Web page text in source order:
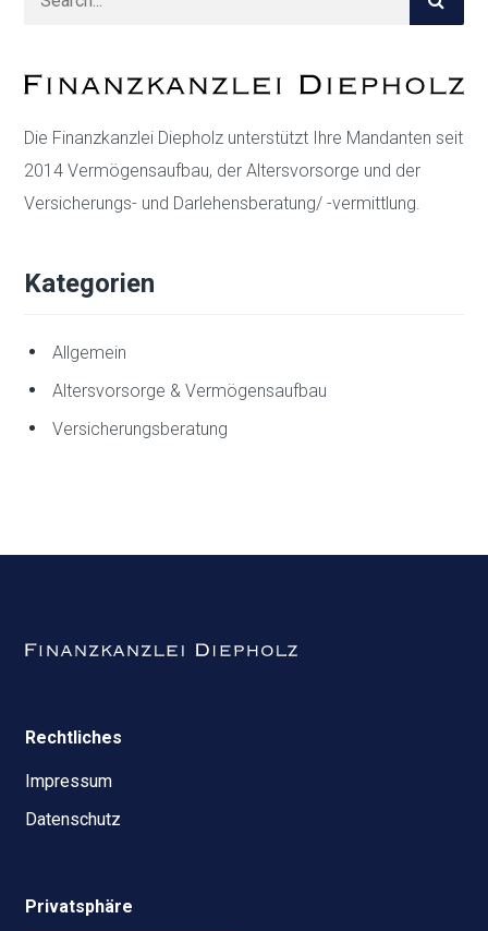
Die Finanzkanzlei Diepholz unterstützt Ihre Mandanten seit
2014 Vermögensaufbau, der Altersvorsorge und der
Versicherungs- und Darlehensberatung/ -vermittlung.
Kategorien
Allgemein
Altersvorsorge & Vermögensaufbau
Versicherungsberatung
Rechtliches
Impressum
Datenschutz
Privatsphäre